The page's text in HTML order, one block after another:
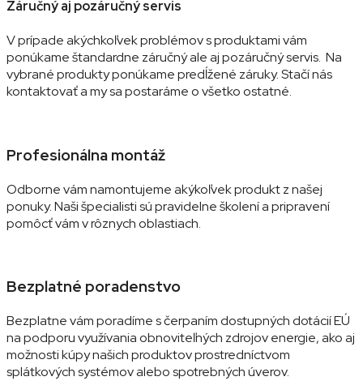
Záručný aj pozáručný servis
V prípade akýchkoľvek problémov s produktami vám
ponúkame štandardne záručný ale aj pozáručný servis. Na
vybrané produkty ponúkame predĺžené záruky. Stačí nás
kontaktovať a my sa postaráme o všetko ostatné.
Profesionálna montáž
Odborne vám namontujeme akýkoľvek produkt z našej
ponuky. Naši špecialisti sú pravidelne školení a pripravení
pomôcť vám v rôznych oblastiach.
Bezplatné poradenstvo
Bezplatne vám poradíme s čerpaním dostupných dotácií EÚ
na podporu využívania obnoviteľných zdrojov energie, ako aj
možnosti kúpy našich produktov prostredníctvom
splátkových systémov alebo spotrebných úverov.